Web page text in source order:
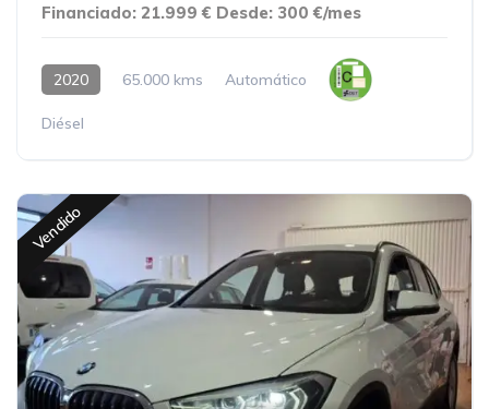
Financiado: 21.999 € Desde: 300 €/mes
2020 65.000 kms Automático
Diésel
Vendido